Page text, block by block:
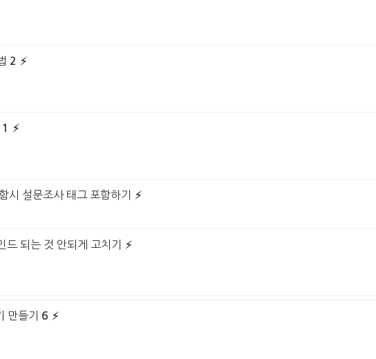
2
1
시 설문조사 태그 포함하기
드 되는 것 안되게 고치기
만들기 6